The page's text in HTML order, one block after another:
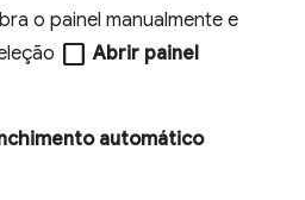
o painel manualmente e
check_box_outline_blank Abrir painel
automático